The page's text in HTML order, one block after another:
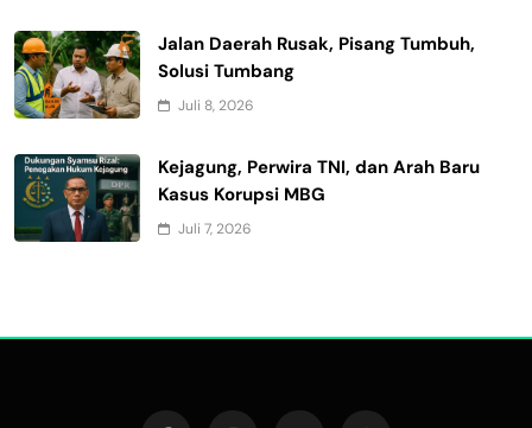
Jalan Daerah Rusak, Pisang Tumbuh,
Solusi Tumbang
Juli 8, 2026
Kejagung, Perwira TNI, dan Arah Baru
Kasus Korupsi MBG
Juli 7, 2026